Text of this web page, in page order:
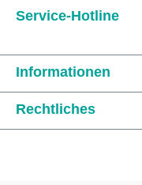
Service-Hotline
Informationen
Rechtliches